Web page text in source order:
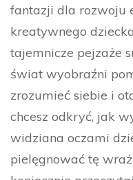
fantazji dla rozwoju
kreatywnego
tajemnicze pejzaże
świat wyobraźni
zrozumieć siebie i
chcesz odkryć, jak
widziana oczami
pielęgnować tę